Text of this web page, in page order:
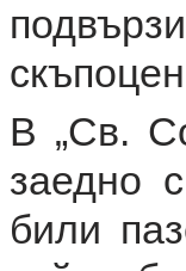
В „Св.
заедно
били